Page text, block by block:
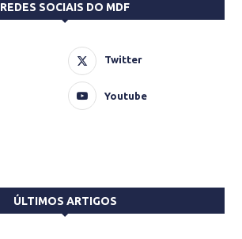
REDES SOCIAIS DO MDF
Twitter
Youtube
ÚLTIMOS ARTIGOS